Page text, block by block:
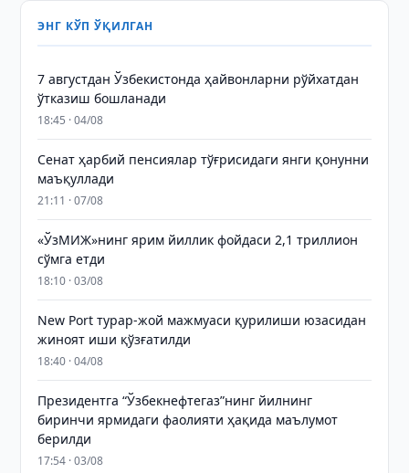
ЭНГ КЎП ЎҚИЛГАН
7 августдан Ўзбекистонда ҳайвонларни рўйхатдан
ўтказиш бошланади
18:45 · 04/08
Сенат ҳарбий пенсиялар тўғрисидаги янги қонунни
маъқуллади
21:11 · 07/08
«ЎзМИЖ»нинг ярим йиллик фойдаси 2,1 триллион
сўмга етди
18:10 · 03/08
New Port турар-жой мажмуаси қурилиши юзасидан
жиноят иши қўзғатилди
18:40 · 04/08
Президентга “Ўзбекнефтегаз”нинг йилнинг
биринчи ярмидаги фаолияти ҳақида маълумот
берилди
17:54 · 03/08